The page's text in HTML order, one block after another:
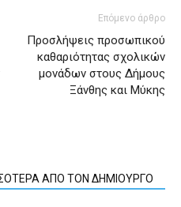
Επόμενο άρθρο
Προσλήψεις προσωπικού
καθαριότητας σχολικών
μονάδων στους Δήμους
Ξάνθης και Μύκης
ΑΠΟ ΤΟΝ ΔΗΜΙΟΥΡΓΟ